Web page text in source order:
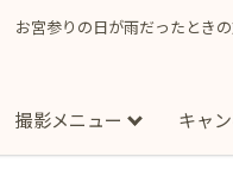
お宮参りの日が雨だったとき
撮影メニュー キャ